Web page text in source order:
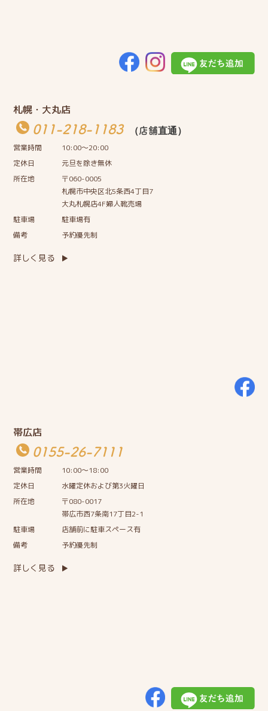
札幌・大丸店
011-218-1183
（店舗直通）
営業時間
10:00〜20:00
定休日
元旦を除き無休
所在地
〒060-0005
札幌市中央区北5条西4丁目7
大丸札幌店4F婦人靴売場
駐車場
駐車場有
備考
予約優先制
詳しく見る
帯広店
0155-26-7111
営業時間
10:00〜18:00
定休日
水曜定休および第3火曜日
所在地
〒080-0017
帯広市西7条南17丁目2-1
駐車場
店舗前に駐車スペース有
備考
予約優先制
詳しく見る